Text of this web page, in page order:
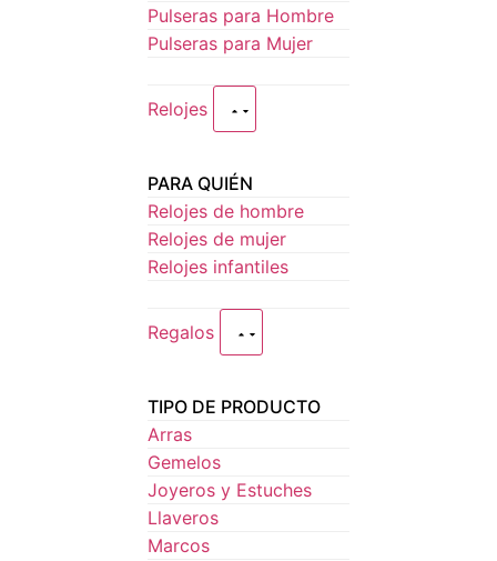
Pulseras para Hombre
Pulseras para Mujer
Relojes
PARA QUIÉN
Relojes de hombre
Relojes de mujer
Relojes infantiles
Regalos
TIPO DE PRODUCTO
Arras
Gemelos
Joyeros y Estuches
Llaveros
Marcos